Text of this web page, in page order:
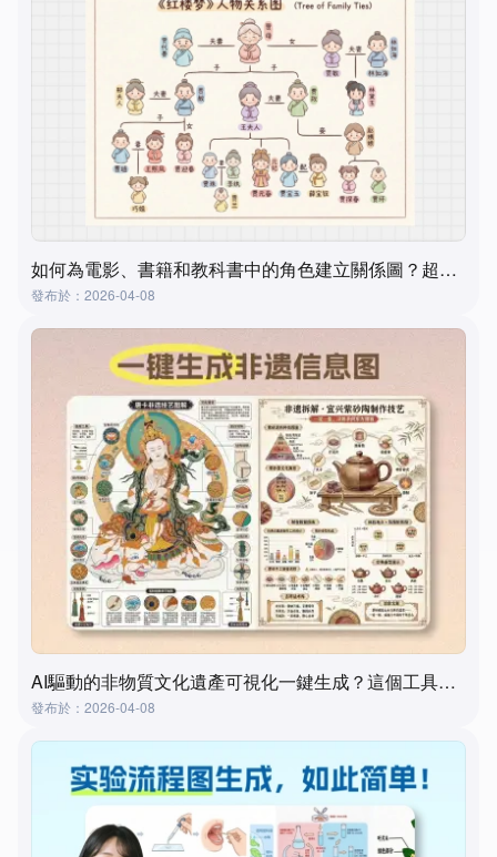
如何為電影、書籍和教科書中的角色建立關係圖？超實用且簡單的方法
發布於：2026-04-08
AI驅動的非物質文化遺產可視化一鍵生成？這個工具真的做到了！
發布於：2026-04-08